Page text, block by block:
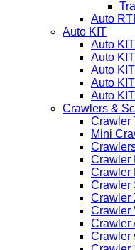
Auto
Auto KIT
Auto
Auto
Auto
Auto
Auto
Crawlers &
Crawler
Mini
Crawler
Crawler
Crawler
Crawler
Crawler
Crawler
Crawler